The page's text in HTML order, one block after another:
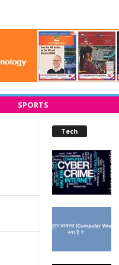
SPORTS
Tech